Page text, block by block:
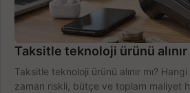
Taksitle teknoloji ürünü alınır
Taksitle teknoloji ürünü alınır mı?
zaman riskli, bütçe ve toplam maliyet